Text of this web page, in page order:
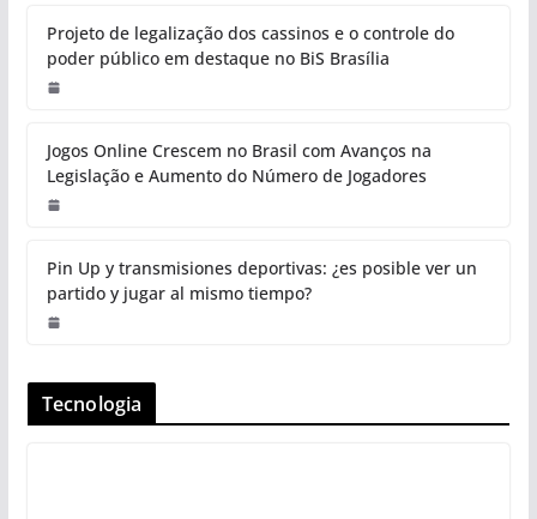
Projeto de legalização dos cassinos e o controle do
poder público em destaque no BiS Brasília
Jogos Online Crescem no Brasil com Avanços na
Legislação e Aumento do Número de Jogadores
Pin Up y transmisiones deportivas: ¿es posible ver un
partido y jugar al mismo tiempo?
Tecnologia